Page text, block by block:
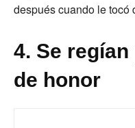
después cuando le tocó
4. Se
de honor